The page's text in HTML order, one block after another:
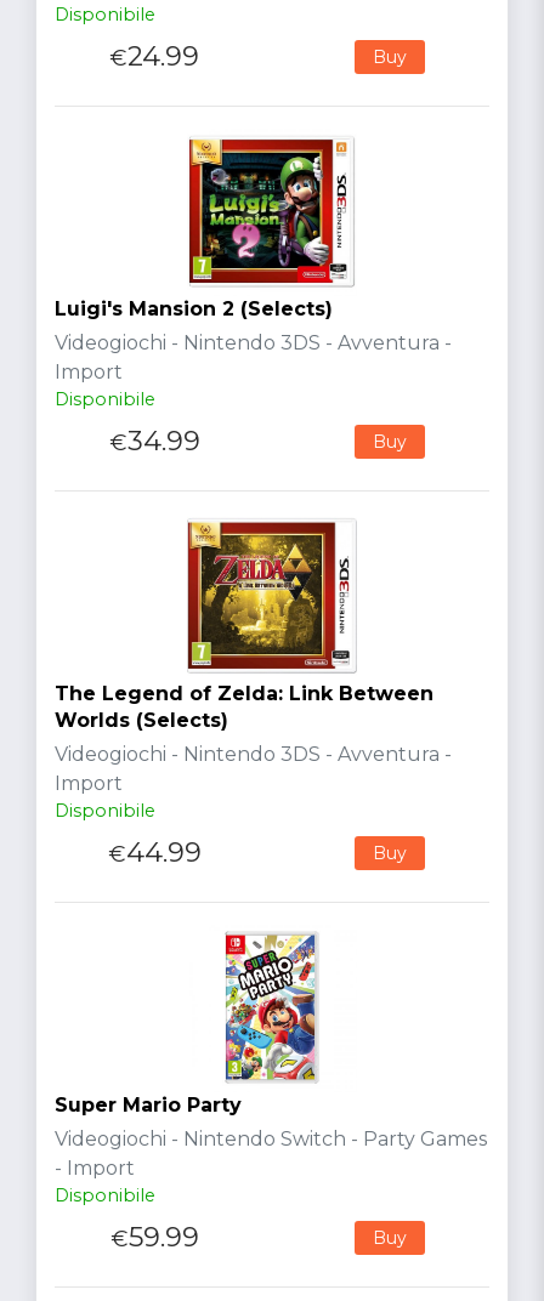
Disponibile
€24.99 Buy
Luigi's Mansion 2 (Selects)
Videogiochi - Nintendo 3DS - Avventura -
Import
Disponibile
€34.99 Buy
The Legend of Zelda: Link Between
Worlds (Selects)
Videogiochi - Nintendo 3DS - Avventura -
Import
Disponibile
€44.99 Buy
Super Mario Party
Videogiochi - Nintendo Switch - Party Games
- Import
Disponibile
€59.99 Buy